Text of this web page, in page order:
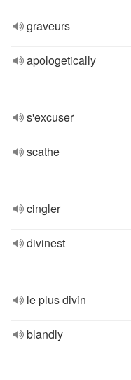
graveurs
apologetically
s'excuser
scathe
cingler
divinest
le plus divin
blandly